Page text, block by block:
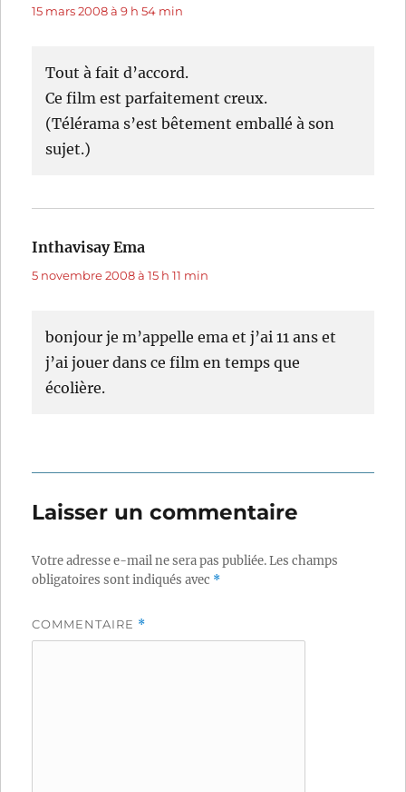
15 mars 2008 à 9 h 54 min
Tout à fait d’accord.
Ce film est parfaitement creux.
(Télérama s’est bêtement emballé à son
sujet.)
Inthavisay Ema
5 novembre 2008 à 15 h 11 min
bonjour je m’appelle ema et j’ai 11 ans et
j’ai jouer dans ce film en temps que
écolière.
Laisser un commentaire
Votre adresse e-mail ne sera pas publiée.Les champs
obligatoires sont indiqués avec *
COMMENTAIRE *